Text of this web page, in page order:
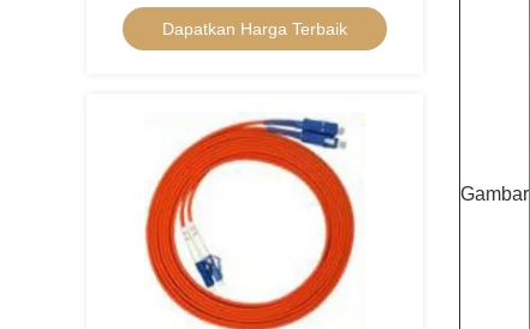
Dapatkan Harga Terbaik
Gambar